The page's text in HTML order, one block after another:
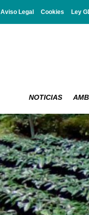
Aviso Legal Cookies Ley
NOTICIAS